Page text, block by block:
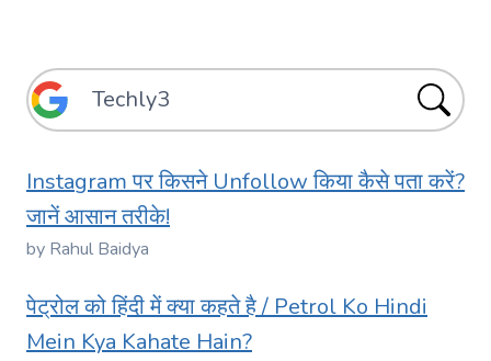
Instagram पर किसने Unfollow किया कैसे पता करें?
जानें आसान तरीके!
by Rahul Baidya
पेट्रोल को हिंदी में क्या कहते है / Petrol Ko Hindi
Mein Kya Kahate Hain?